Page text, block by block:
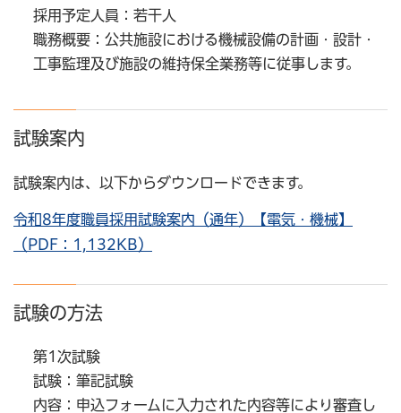
採用予定人員：若干人
職務概要：公共施設における機械設備の計画・設計・
工事監理及び施設の維持保全業務等に従事します。
試験案内
試験案内は、以下からダウンロードできます。
令和8年度職員採用試験案内（通年）【電気・機械】
（PDF：1,132KB）
試験の方法
第1次試験
試験：筆記試験
内容：申込フォームに入力された内容等により審査し